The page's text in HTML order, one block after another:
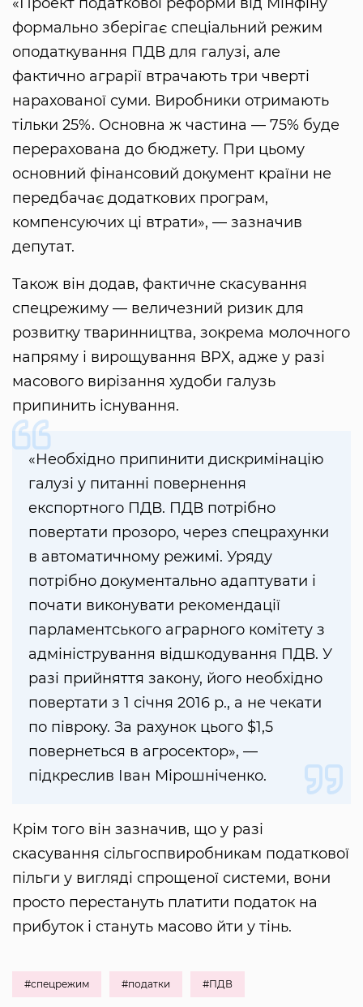
формально зберігає спеціальний режим
оподаткування ПДВ для галузі, але
фактично аграрії втрачають три чверті
нарахованої суми. Виробники отримають
тільки 25%. Основна ж частина — 75% буде
перерахована до бюджету. При цьому
основний фінансовий документ країни не
передбачає додаткових програм,
компенсуючих ці втрати», — зазначив
депутат.
Також він додав, фактичне скасування
спецрежиму — величезний ризик для
розвитку тваринництва, зокрема молочного
напряму і вирощування ВРХ, адже у разі
масового вирізання худоби галузь
припинить існування.
«Необхідно припинити дискримінацію
галузі у питанні повернення
експортного ПДВ. ПДВ потрібно
повертати прозоро, через спецрахунки
в автоматичному режимі. Уряду
потрібно документально адаптувати і
почати виконувати рекомендації
парламентського аграрного комітету з
адміністрування відшкодування ПДВ. У
разі прийняття закону, його необхідно
повертати з 1 січня 2016 р., а не чекати
по півроку. За рахунок цього $1,5
повернеться в агросектор», —
підкреслив Іван Мірошніченко.
Крім того він зазначив, що у разі
скасування сільгоспвиробникам податкової
пільги у вигляді спрощеної системи, вони
просто перестануть платити податок на
прибуток і стануть масово йти у тінь.
#спецрежим #податки #ПДВ